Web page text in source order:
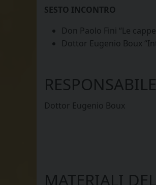
SESTO INCONTRO
Don Paolo Fini “Le
Dottor Eugenio Boux
Dottor Eugenio Boux
MATERIALI